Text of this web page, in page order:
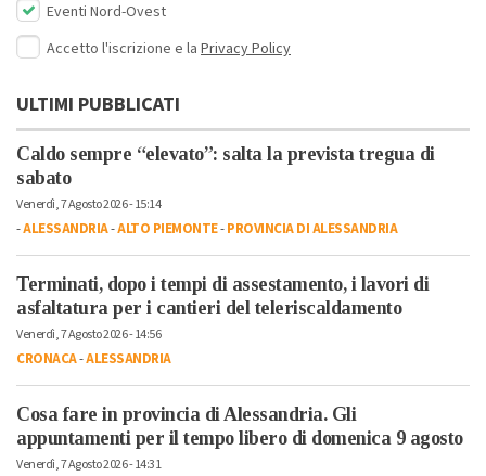
Eventi Nord-Ovest
Accetto l'iscrizione e la Privacy Policy
ULTIMI PUBBLICATI
Caldo sempre “elevato”: salta la prevista tregua di
sabato
Venerdì, 7 Agosto 2026 - 15:14
-ALESSANDRIA-ALTO PIEMONTE-PROVINCIA DI ALESSANDRIA
Terminati, dopo i tempi di assestamento, i lavori di
asfaltatura per i cantieri del teleriscaldamento
Venerdì, 7 Agosto 2026 - 14:56
CRONACA-ALESSANDRIA
Cosa fare in provincia di Alessandria. Gli
appuntamenti per il tempo libero di domenica 9 agosto
Venerdì, 7 Agosto 2026 - 14:31